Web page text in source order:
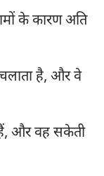
के कारण अति
है, और वे
और वह सकेती